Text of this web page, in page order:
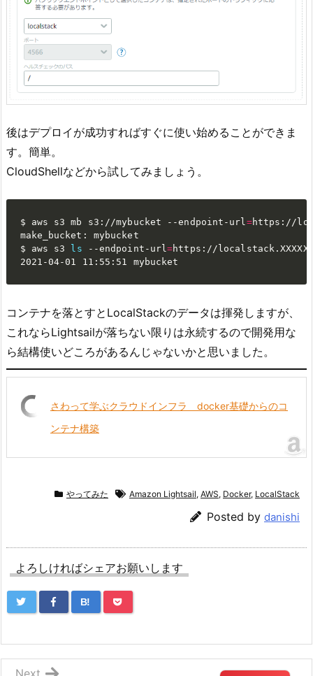
後はデプロイが成功すればすぐに使い始めることができま
す。簡単。
CloudShellなどから試してみましょう。
$ aws s3 mb s3://mybucket --endpoint-url=https://
make_bucket: mybucket
$ aws s3
ls --endpoint-url=https://
2021-04-01 11:55:51 mybucket
コンテナを落とすとLocalStackのデータは揮発しますが、
これならLightsailが落ちない限りは永続するので開発用な
ら結構使いどころがあるんじゃないかと思いました。
さわって学ぶクラウドインフラ docker基礎からのコ
ンテナ構築
やってみた Amazon Lightsail, AWS, Docker, LocalStack
Posted by danishi
よろしければシェアお願いします
B!
Next